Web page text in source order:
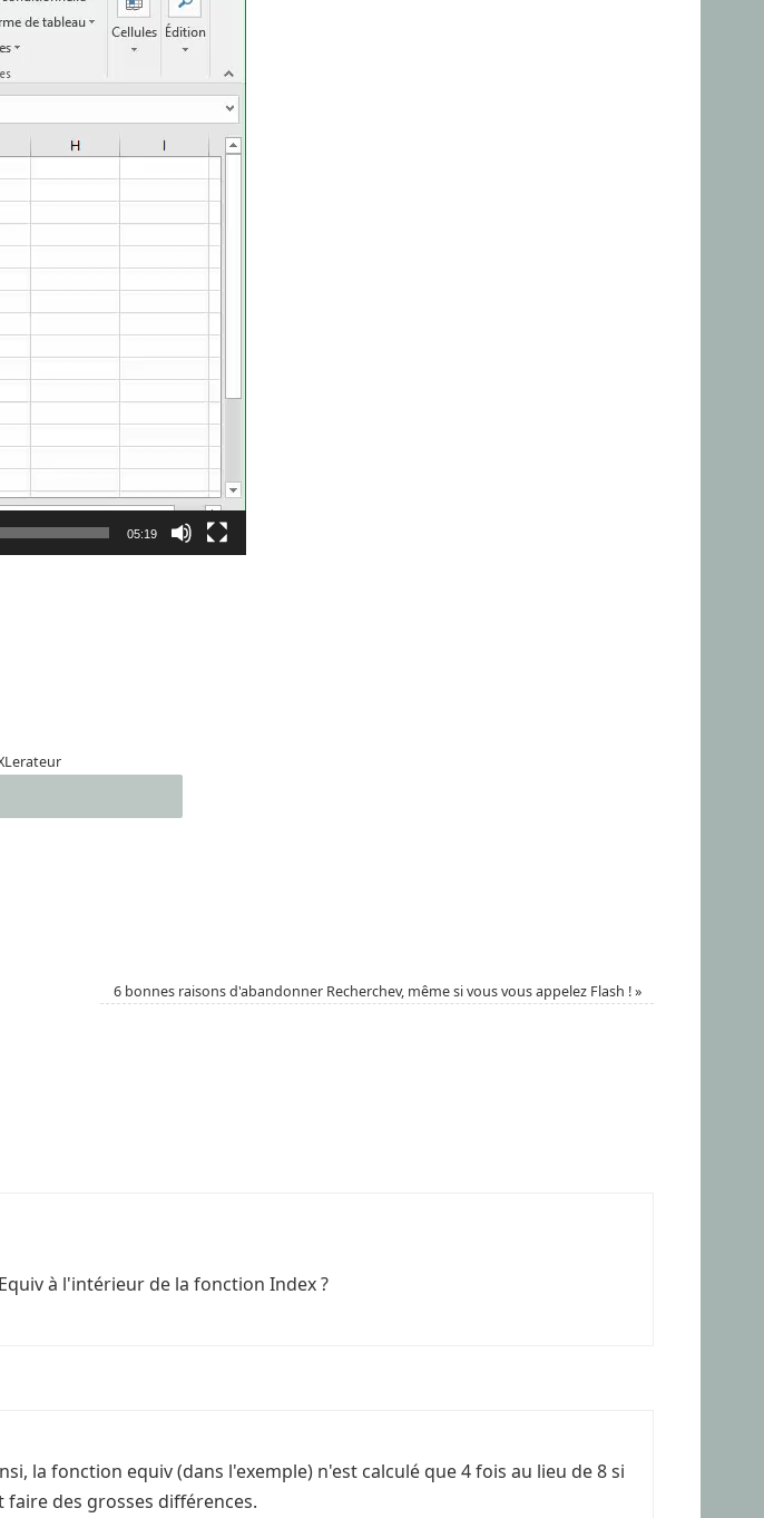
05:19
6 bonnes raisons d'abandonner Recherchev, même si vous vous appelez Flash !»
à l'intérieur de la fonction Index ?
la fonction equiv (dans l'exemple) n'est calculé que 4 fois au lieu de 8 si
des grosses différences.